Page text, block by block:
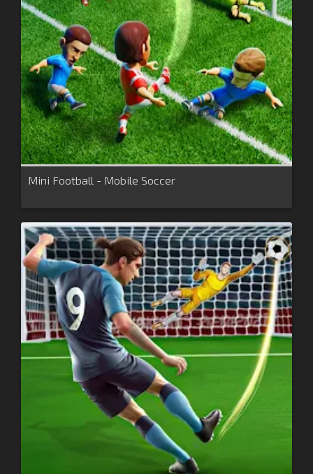
Mini Football - Mobile Soccer